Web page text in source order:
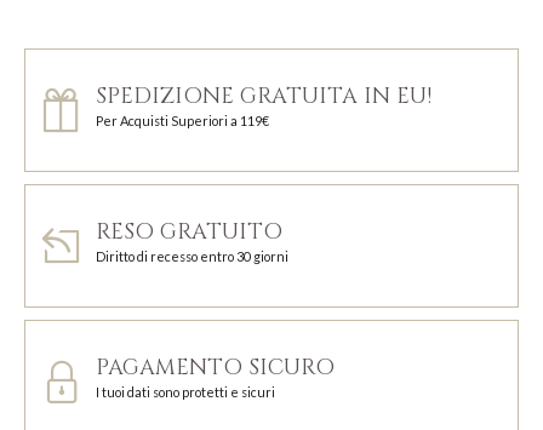
SPEDIZIONE GRATUITA IN EU!
Per Acquisti Superiori a 119€
RESO GRATUITO
Diritto di recesso entro 30 giorni
PAGAMENTO SICURO
I tuoi dati sono protetti e sicuri